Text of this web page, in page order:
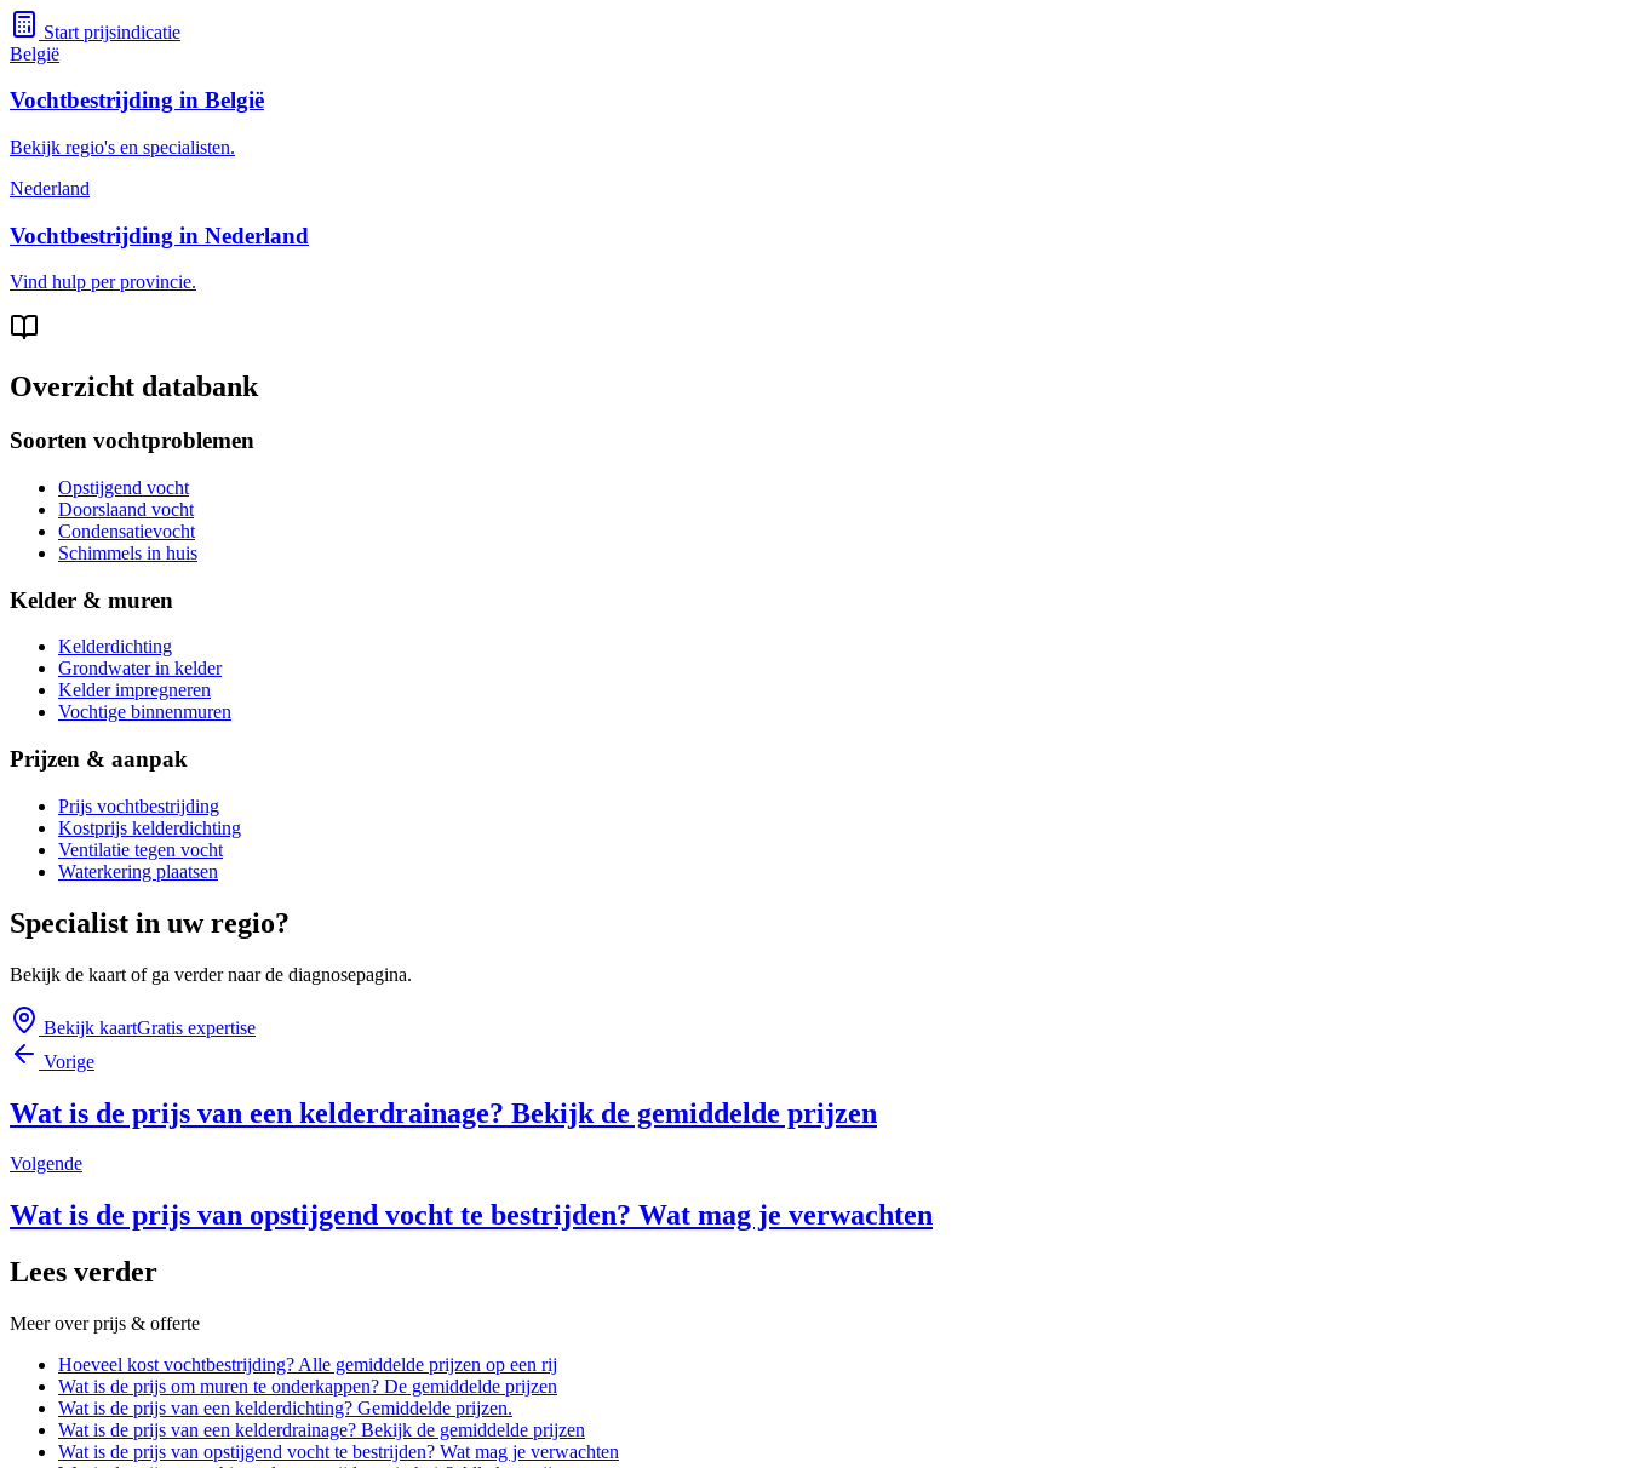
Start prijsindicatie
België
Vochtbestrijding in België
Bekijk regio's en specialisten.
Nederland
Vochtbestrijding in Nederland
Vind hulp per provincie.
Overzicht databank
Soorten vochtproblemen
Opstijgend vocht
Doorslaand vocht
Condensatievocht
Schimmels in huis
Kelder & muren
Kelderdichting
Grondwater in kelder
Kelder impregneren
Vochtige binnenmuren
Prijzen & aanpak
Prijs vochtbestrijding
Kostprijs kelderdichting
Ventilatie tegen vocht
Waterkering plaatsen
Specialist in uw regio?
Bekijk de kaart of ga verder naar de diagnosepagina.
Bekijk kaartGratis expertise
Vorige
Wat is de prijs van een kelderdrainage? Bekijk de gemiddelde prijzen
Volgende
Wat is de prijs van opstijgend vocht te bestrijden? Wat mag je verwachten
Lees verder
Meer overprijs & offerte
Hoeveel kost vochtbestrijding? Alle gemiddelde prijzen op een rij
Wat is de prijs om muren te onderkappen? De gemiddelde prijzen
Wat is de prijs van een kelderdichting? Gemiddelde prijzen.
Wat is de prijs van een kelderdrainage? Bekijk de gemiddelde prijzen
Wat is de prijs van opstijgend vocht te bestrijden? Wat mag je verwachten